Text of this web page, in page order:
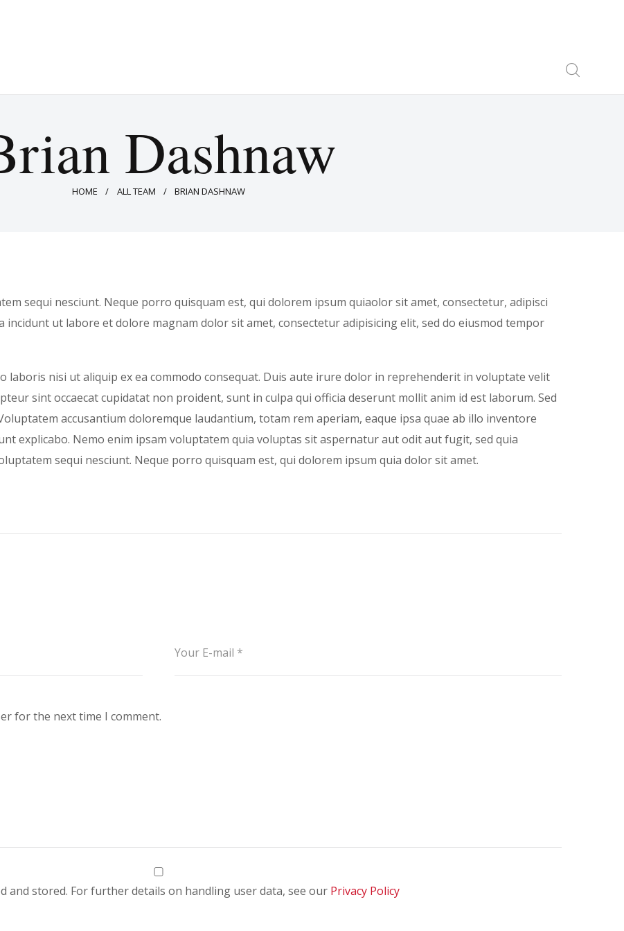
Dashnaw
HOME ALL TEAM BRIAN DASHNAW
sequi nesciunt. Neque porro quisquam est, qui dolorem ipsum quiaolor sit amet, consectetur, adipisci
incidunt ut labore et dolore magnam dolor sit amet, consectetur adipisicing elit, sed do eiusmod tempor
laboris nisi ut aliquip ex ea commodo consequat. Duis aute irure dolor in reprehenderit in voluptate velit
sint occaecat cupidatat non proident, sunt in culpa qui officia deserunt mollit anim id est laborum. Sed
accusantium doloremque laudantium, totam rem aperiam, eaque ipsa quae ab illo inventore
explicabo. Nemo enim ipsam voluptatem quia voluptas sit aspernatur aut odit aut fugit, sed quia
sequi nesciunt. Neque porro quisquam est, qui dolorem ipsum quia dolor sit amet.
for the next time I comment.
and stored. For further details on handling user data, see our Privacy Policy